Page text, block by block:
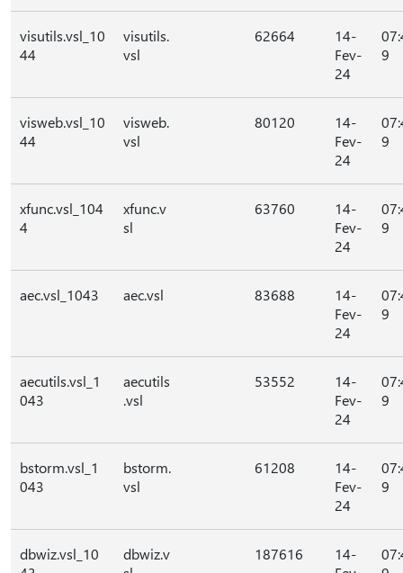
visutils.vsl_10
44
visutils.
vsl
62664
14-
Fev-
24
9
visweb.vsl_10
44
visweb.
vsl
80120
14-
Fev-
24
9
xfunc.vsl_104
4
xfunc.v
sl
63760
14-
Fev-
24
9
aec.vsl_1043 aec.vsl 83688
14-
Fev-
24
9
aecutils.vsl_1
043
aecutils
.vsl
53552
14-
Fev-
24
9
bstorm.vsl_1
043
bstorm.
vsl
61208
14-
Fev-
24
9
dbwiz.vsl_10
dbwiz.v
187616
14-